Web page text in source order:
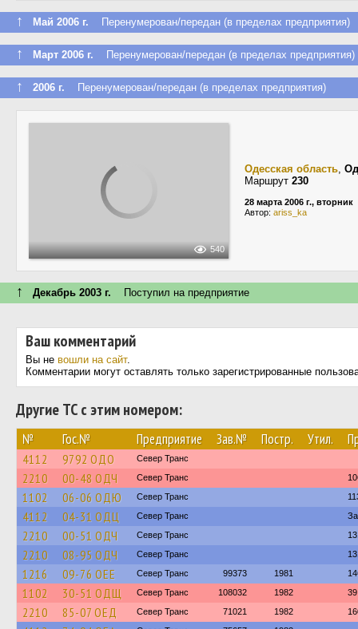
↑ Май 2006 г. Перенумерован/передан (в пределах предприятия)
↑ Март 2006 г. Перенумерован/передан (в пределах предприятия)
↑ 2006 г. Перенумерован/передан (в пределах предприятия)
540
Одесская область,
Маршрут 230
28 марта 2006 г., вторник
Автор: ariss_ka
↑ Декабрь 2003 г. Поступил на предприятие
Ваш комментарий
Вы не вошли на сайт.
Комментарии могут оставлять только зарегистрированные
Другие ТС с этим номером:
№ Гос.№ Предприятие Зав.№ Постр. Утил.
4112 9792 ОДО Север Транс
2210 00-48 ОДЧ Север Транс
1102 06-06 ОДЮ Север Транс
4112 04-31 ОДЦ Север Транс
2210 00-51 ОДЧ Север Транс
2210 08-95 ОДЧ Север Транс
1216 09-76 ОЕЕ Север Транс 99373 1981
1102 30-51 ОДЩ Север Транс 108032 1982
2210 85-07 ОЕД Север Транс 71021 1982